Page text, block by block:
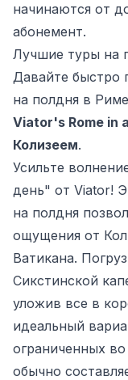
начинаются от
абонемент.
Лучшие туры на
Давайте быстро
на полдня в
Viator's Rome in
Колизеем.
Усильте
день" от Viator!
на полдня
ощущения от
Ватикана.
Сикстинской
уложив все в
идеальный
ограниченных
обычно